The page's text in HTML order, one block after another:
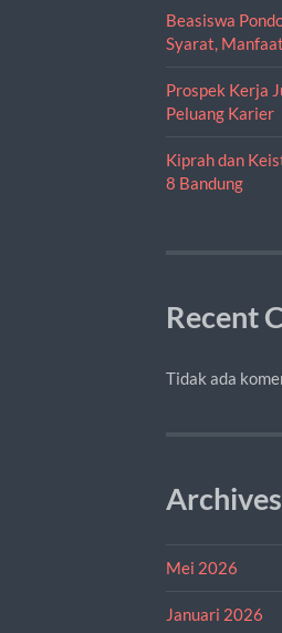
Beasiswa
Syarat,
Prospek Kerja
Peluang Karier
Kiprah dan
8 Bandung
Recent
Tidak ada
Archives
Mei 2026
Januari 2026